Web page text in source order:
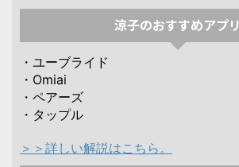
涼子のおすすめアプリ
・ユーブライド
・Omiai
・ペアーズ
・タップル
＞＞詳しい解説はこちら。